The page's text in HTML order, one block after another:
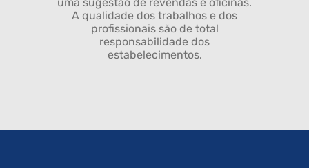
A qualidade dos trabalhos e dos
profissionais são de total
responsabilidade dos
estabelecimentos.